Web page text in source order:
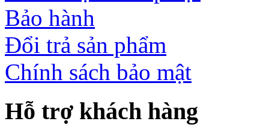
Bảo hành
Đổi trả sản phẩm
Chính sách bảo mật
Hỗ trợ khách hàng